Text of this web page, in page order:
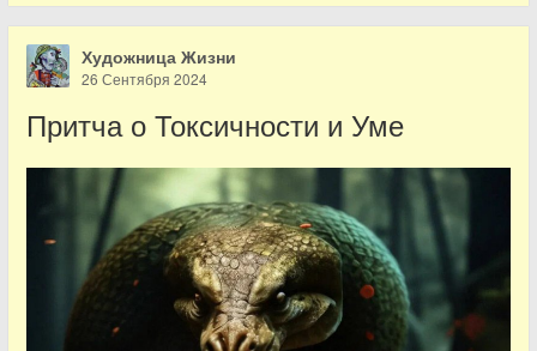
Художница Жизни
26 Сентября 2024
Притча о Токсичности и Уме